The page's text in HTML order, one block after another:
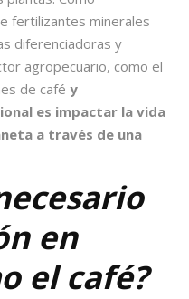
fertilizantes minerales
diferenciadoras y
agropecuario, como el
de café y
es impactar la vida
a través de una
en
el café?